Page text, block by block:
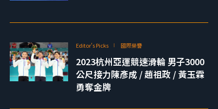
Editor's Picks 國際榮譽
2023杭州亞運競速滑輪 男子3000
公尺接力陳彥成 / 趙祖政 / 黃玉霖
勇奪金牌